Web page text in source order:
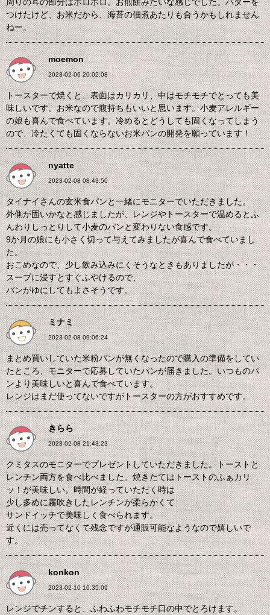
つけたけど、お米だから、海苔の佃煮あたりも合うかもしれません
ねー。
moemon
2023-02-06 20:02:08
トースターで焼くと、表面はカリカリ、中はモチモチでとっても美
味しいです。お米なので腹持ちもいいと思います。小麦アレルギー
の娘も喜んで食べています。冷めるとどうしても固くなってしまう
ので、冷たくても固くならないお米パンの開発を願っています！
nyatte
2023-02-08 08:43:50
タイナイさんの玄米食パンと一緒にモニターでいただきました。
外側が固いかなと感じましたが、レンジやトースターで温めるとふ
んわりしっとりして小麦のパンと変わりない食感です。
9か月の娘にも小さく切って与えてみましたが喜んで食べていまし
た。
おこめなので、少し飲み込みにくそうなときもありましたが・・・
スープに浸すとすぐふやけるので、
パンがゆにしてもよさそうです。
ミナミ
2023-02-08 09:06:24
まとめ買いしていた米粉パンが無くなったので購入の準備をしてい
たところ、モニターで応募していたパンが届きました。いつものパ
ンより美味しいと喜んで食べています。
レンジはまだ使ってないですがトースターの方がおすすめです。
きらら
2023-02-08 21:43:23
クミタスのモニターでプレゼントしていただきました。トーストと
レンチン両方を食べ比べました。焼きたてはトーストのふぁカリ
ッ！が美味しい。時間が経っていただく時は
少し多めに霧吹きしたレンチンが柔らかくて
サンドイッチで美味しく食べられます。
近くには売ってなくて残念ですが通販可能なようなので嬉しいで
す。
konkon
2023-02-10 10:35:09
レンジでチンすると、ふわふわモチモチ口の中でとろけます。